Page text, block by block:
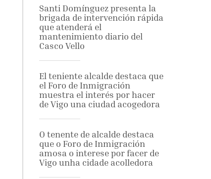
Santi Domínguez presenta la
brigada de intervención rápida
que atenderá el
mantenimiento diario del
Casco Vello
El teniente alcalde destaca que
el Foro de Inmigración
muestra el interés por hacer
de Vigo una ciudad acogedora
O tenente de alcalde destaca
que o Foro de Inmigración
amosa o interese por facer de
Vigo unha cidade acolledora